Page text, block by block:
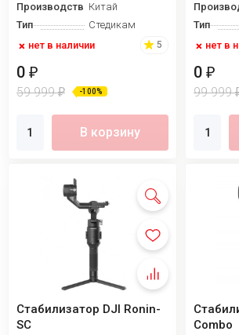
ПроизводствоКитай
Тип
Стедикам
нет в наличии
5
0 ₽
59 999₽ -100%
В корзину
Тип
нет в
0₽
99 999
Стабилизатор DJI Ronin-
SC
Combo